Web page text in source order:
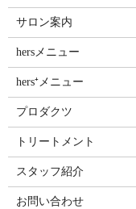
サロン案内
hersメニュー
hers⁺メニュー
プロダクツ
トリートメント
スタッフ紹介
お問い合わせ